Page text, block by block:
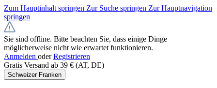
Zum Hauptinhalt springen Zur Suche springen Zur Hauptnavigation
springen
Sie sind offline. Bitte beachten Sie, dass einige Dinge
möglicherweise nicht wie erwartet funktionieren.
Anmelden oder Registrieren
Gratis Versand ab 39 € (AT, DE)
Schweizer Franken